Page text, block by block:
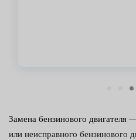
Замена бензинового двигателя
или неисправного бензинового